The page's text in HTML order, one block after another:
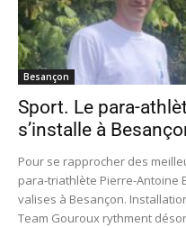
Besançon
Sport. Le para-
s’installe à
Pour se rapprocher des
para-triathlète Pierre-Antoine
valises à Besançon.
Team Gouroux rythment